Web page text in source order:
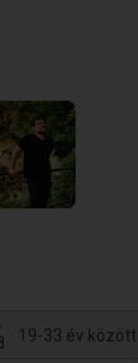
19-33 év között